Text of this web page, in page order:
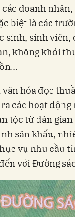
doanh
biệt là các
sinh, sinh viên,
không khói
hóa đọc
các hoạt động
tộc từ dân
sân khấu,
vụ nhu cầu
với Đường